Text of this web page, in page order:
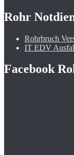
Rohr
Rohrbruch
IT EDV
Facebook